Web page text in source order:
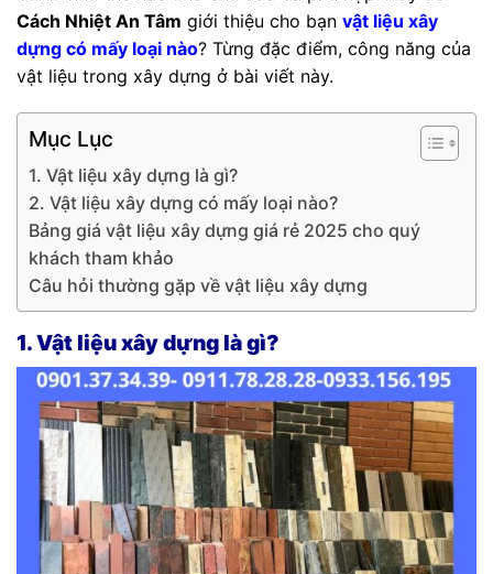
Cách Nhiệt An Tâm giới thiệu cho bạn vật liệu xây
dựng có mấy loại nào? Từng đặc điểm, công năng của
vật liệu trong xây dựng ở bài viết này.
Mục Lục
1. Vật liệu xây dựng là gì?
2. Vật liệu xây dựng có mấy loại nào?
Bảng giá vật liệu xây dựng giá rẻ 2025 cho quý
khách tham khảo
Câu hỏi thường gặp về vật liệu xây dựng
1. Vật liệu xây dựng là gì?